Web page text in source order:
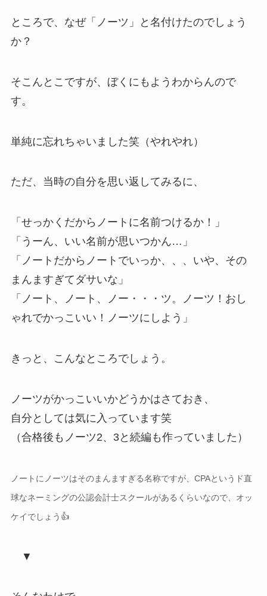
ところで、なぜ「ノーツ」と名付けたのでしょう
か？
そこんとこですが、ぼくにもようわからんので
す。
単純に忘れちゃいました笑（やれやれ）
ただ、当時の自分を思い返してみるに、
「せっかくだからノートに名前つけるか！」
「うーん、いい名前が思いつかん…」
「ノートだからノートでいっか、、、いや、その
まんますぎてダサいな」
「ノート、ノート、ノー・・・ツ。ノーツ！おし
ゃれでかっこいい！ノーツにしよう」
きっと、こんなところでしょう。
ノーツがかっこいいかどうかはさておき、
自分としては気に入っています笑
（合格後もノーツ2、3と続編も作っていました）
ノートにノーツはそのまんますぎる名称ですが、CPAというド直
球なネーミングの公認会計士スクールがあるくらいなので、オッ
ケイでしょう👍
▼